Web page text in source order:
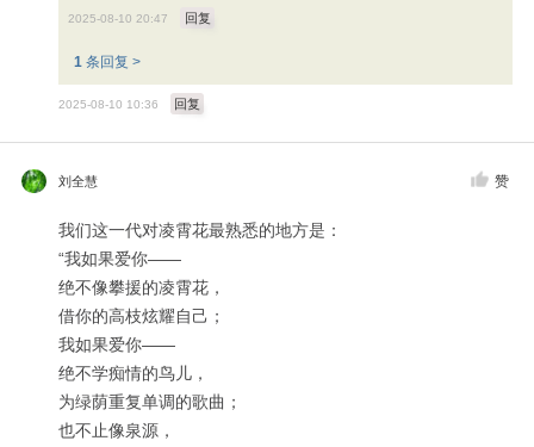
2025-08-10 20:47 回复
1条回复 >
2025-08-10 10:36 回复
刘全慧 赞
我们这一代对凌霄花最熟悉的地方是：
“我如果爱你——
绝不像攀援的凌霄花，
借你的高枝炫耀自己；
我如果爱你——
绝不学痴情的鸟儿，
为绿荫重复单调的歌曲；
也不止像泉源，